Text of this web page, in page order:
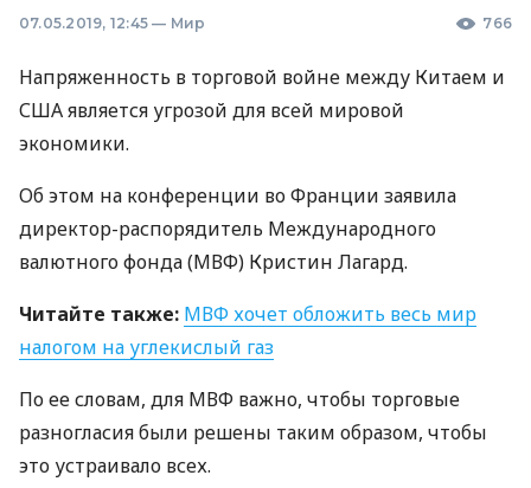
07.05.2019, 12:45 — Мир 766
Напряженность в торговой войне между Китаем и
СШАявляется угрозой для всей мировой
экономики.
Об этом на конференции во Франции заявила
директор-распорядитель Международного
валютного фонда (МВФ) Кристин Лагард.
Читайте также: МВФхочет обложить весь мир
налогом на углекислый газ
По ее словам, для МВФ важно, чтобы торговые
разногласия были решены таким образом, чтобы
это устраивало всех.